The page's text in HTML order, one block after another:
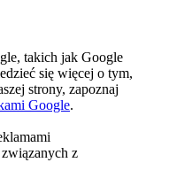
takich jak Google
się więcej o tym,
strony, zapoznaj
Google.
z